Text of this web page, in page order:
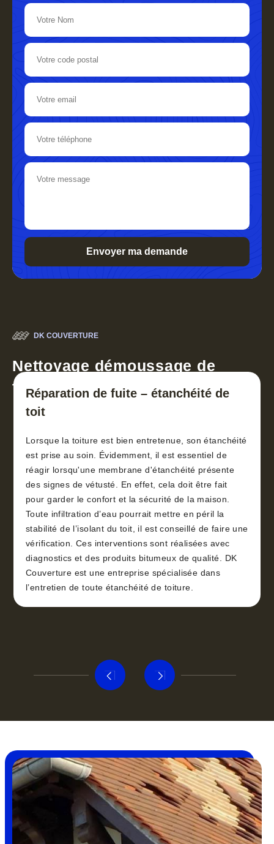
DK COUVERTURE
Nettoyage démoussage de
toiture 30
Réparation de fuite – étanchéité de
toit
Lorsque la toiture est bien entretenue, son étanchéité
est prise au soin. Évidemment, il est essentiel de
réagir lorsqu'une membrane d'étanchéité présente
des signes de vétusté. En effet, cela doit être fait
pour garder le confort et la sécurité de la maison.
Toute infiltration d’eau pourrait mettre en péril la
stabilité de l’isolant du toit, il est conseillé de faire une
vérification. Ces interventions sont réalisées avec
diagnostics et des produits bitumeux de qualité. DK
Couverture est une entreprise spécialisée dans
l’entretien de toute étanchéité de toiture.